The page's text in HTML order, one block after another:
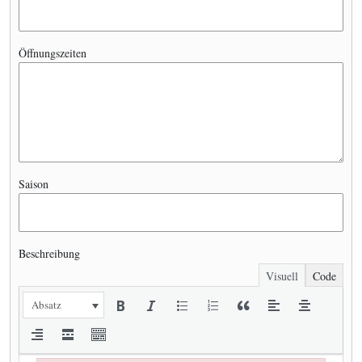
Öffnungszeiten
Saison
Beschreibung
Visuell
Code
Absatz